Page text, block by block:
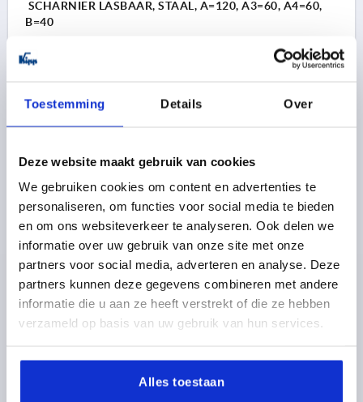
Toestemming Details Over
Deze website maakt gebruik van cookies
We gebruiken cookies om content en advertenties te
personaliseren, om functies voor social media te bieden
en om ons websiteverkeer te analyseren. Ook delen we
informatie over uw gebruik van onze site met onze
partners voor social media, adverteren en analyse. Deze
partners kunnen deze gegevens combineren met andere
informatie die u aan ze heeft verstrekt of die ze hebben
verzameld op basis van uw gebruik van hun services.
Alles toestaan
SCHARNIER LASBAAR, STAAL, A=120, A3=60, A4=60,
B=40
LENGTE=120
VLEUGELLENGTE LINKS=60
plus verzendkosten
K1140
B=50
BREEDTE=50
VLEUGELLENGTE LINKS=60